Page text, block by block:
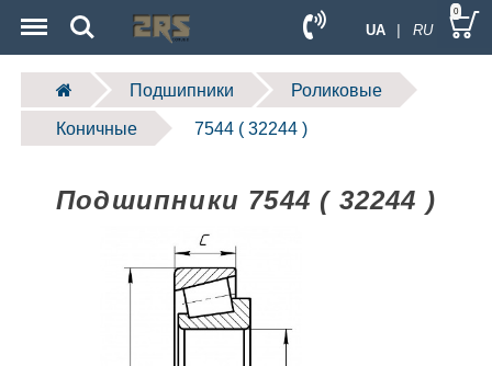
UA | RU
Search 0
Подшипники Роликовые
Коничные 7544 ( 32244 )
Подшипники 7544 ( 32244 )